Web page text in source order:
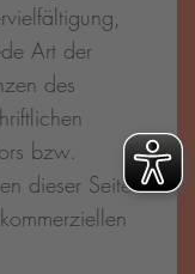
Art der
des
bzw.
dieser Seite